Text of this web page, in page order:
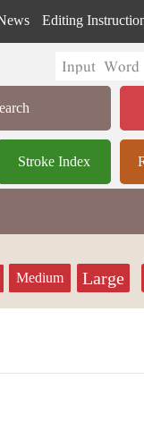
Editing
Stroke Index
Medium Large